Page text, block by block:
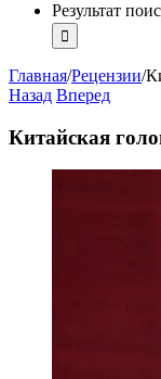
Результат
Главная/Рецензии/
Назад Вперед
Китайская